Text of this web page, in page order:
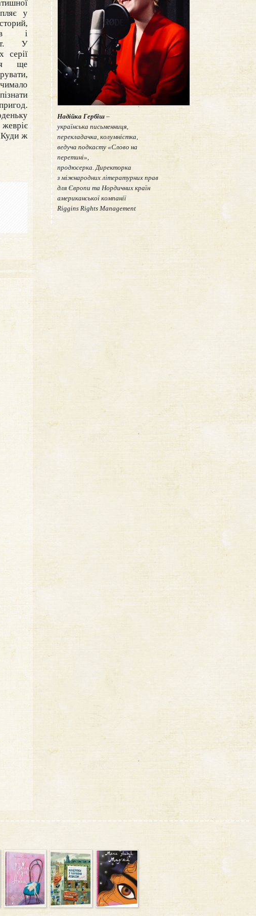
у
і
У
серії
ще
Куди ж
Надійка Гербіш–
українська письменниця,
перекладачка, колумністка,
ведуча подкасту «Слово на
перетині»,
продюсерка. Директорка
з міжнародних літературних прав
для Європи та Нордичних країн
американської компанії
Riggins Rights Management